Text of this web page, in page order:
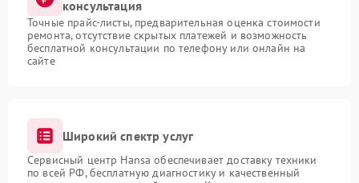
консультация
Точные прайс-листы, предварительная оценка стоимости
ремонта, отсутствие скрытых платежей и возможность
бесплатной консультации по телефону или онлайн на
сайте
Широкий спектр услуг
Сервисный центр Hansa обеспечивает доставку техники
по всей РФ, бесплатную диагностику и качественный